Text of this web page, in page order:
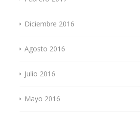
Diciembre 2016
Agosto 2016
Julio 2016
Mayo 2016